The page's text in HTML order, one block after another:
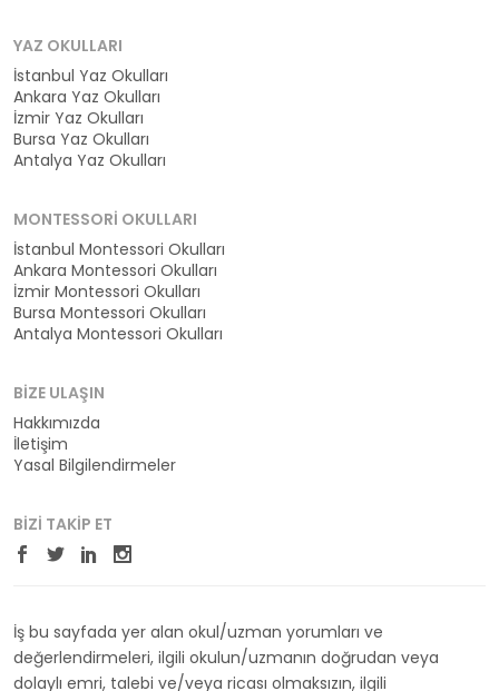
YAZ OKULLARI
İstanbul Yaz Okulları
Ankara Yaz Okulları
İzmir Yaz Okulları
Bursa Yaz Okulları
Antalya Yaz Okulları
MONTESSORI OKULLARI
İstanbul Montessori Okulları
Ankara Montessori Okulları
İzmir Montessori Okulları
Bursa Montessori Okulları
Antalya Montessori Okulları
BIZE ULAŞIN
Hakkımızda
İletişim
Yasal Bilgilendirmeler
BIZI TAKIP ET
İş bu sayfada yer alan okul/uzman yorumları ve
değerlendirmeleri, ilgili okulun/uzmanın doğrudan veya
dolaylı emri, talebi ve/veya ricası olmaksızın, ilgili